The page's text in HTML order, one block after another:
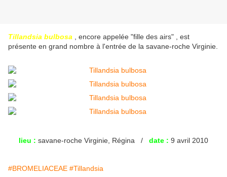
Tillandsia bulbosa , encore appelée "fille des airs" , est
présente en grand nombre à l'entrée de la savane-roche Virginie.
lieu : savane-roche Virginie, Régina / date : 9 avril 2010
#BROMELIACEAE #Tillandsia